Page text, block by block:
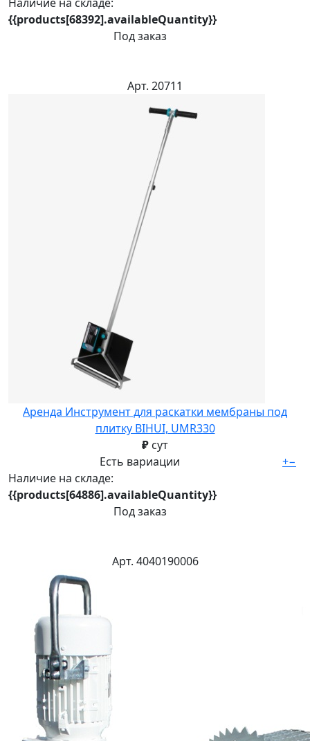
{{products[68392].availableQuantity}}
Под заказ
Арт. 20711
Аренда Инструмент для раскатки мембраны под
плитку BIHUI, UMR330
₽ сут
Есть вариации
Наличие на складе:
{{products[64886].availableQuantity}}
Под заказ
+−
Арт. 4040190006